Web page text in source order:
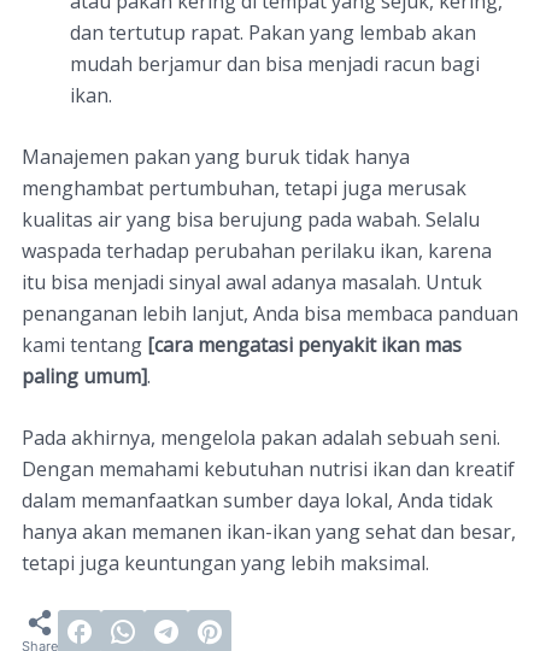
dan tertutup rapat. Pakan yang lembab akan
mudah berjamur dan bisa menjadi racun bagi
ikan.
Manajemen pakan yang buruk tidak hanya
menghambat pertumbuhan, tetapi juga merusak
kualitas air yang bisa berujung pada wabah. Selalu
waspada terhadap perubahan perilaku ikan, karena
itu bisa menjadi sinyal awal adanya masalah. Untuk
penanganan lebih lanjut, Anda bisa membaca panduan
kami tentang [cara mengatasi penyakit ikan mas
paling umum].
Pada akhirnya, mengelola pakan adalah sebuah seni.
Dengan memahami kebutuhan nutrisi ikan dan kreatif
dalam memanfaatkan sumber daya lokal, Anda tidak
hanya akan memanen ikan-ikan yang sehat dan besar,
tetapi juga keuntungan yang lebih maksimal.